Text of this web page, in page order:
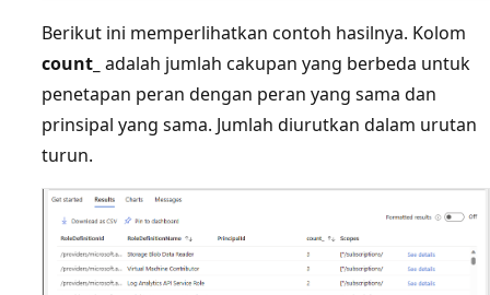
Berikut ini memperlihatkan contoh hasilnya. Kolom
count_ adalah jumlah cakupan yang berbeda untuk
penetapan peran dengan peran yang sama dan
prinsipal yang sama. Jumlah diurutkan dalam urutan
turun.